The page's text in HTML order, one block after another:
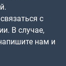
с
В случае,
нам и